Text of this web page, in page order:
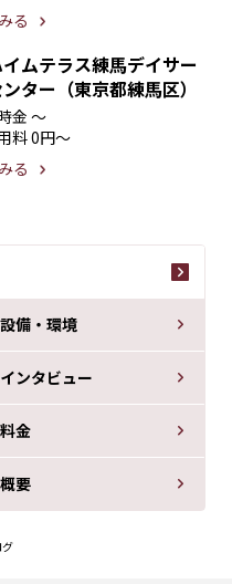
設備・環境
インタビュー
料金
概要
る
ムテラス練馬デイサー
ター（東京都練馬区）
金 〜
料0円〜
る